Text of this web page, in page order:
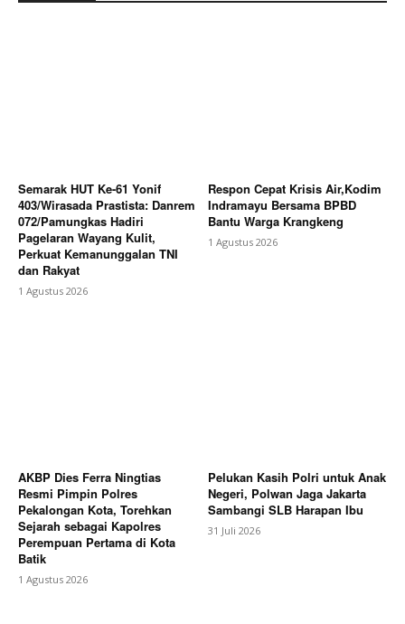
Semarak HUT Ke-61 Yonif
403/Wirasada Prastista: Danrem
072/Pamungkas Hadiri
Pagelaran Wayang Kulit,
Perkuat Kemanunggalan TNI
dan Rakyat
1 Agustus 2026
Respon Cepat Krisis Air,Kodim
Indramayu Bersama BPBD
Bantu Warga Krangkeng
1 Agustus 2026
AKBP Dies Ferra Ningtias
Resmi Pimpin Polres
Pekalongan Kota, Torehkan
Sejarah sebagai Kapolres
Perempuan Pertama di Kota
Batik
1 Agustus 2026
Pelukan Kasih Polri untuk Anak
Negeri, Polwan Jaga Jakarta
Sambangi SLB Harapan Ibu
31 Juli 2026